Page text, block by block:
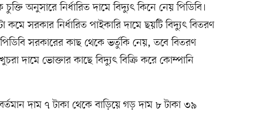
অনুসারে নির্ধারিত দামে বিদ্যুৎ কিনে নেয় পিডিবি।
সরকার নির্ধারিত পাইকারি দামে ছয়টি বিদ্যুৎ বিতরণ
পিডিবি সরকারের কাছ থেকে ভর্তুকি নেয়, তবে বিতরণ
দামে ভোক্তার কাছে বিদ্যুৎ বিক্রি করে কোম্পানি
দাম ৭ টাকা থেকে বাড়িয়ে গড় দাম ৮ টাকা ৩৯